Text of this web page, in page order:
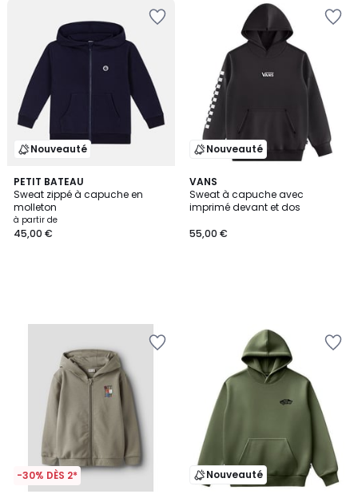
Nouveauté
PETIT BATEAU
Sweat zippé à capuche en
molleton
à partir de
45,00 €
Nouveauté
VANS
Sweat à capuche avec
imprimé devant et dos
55,00 €
-30% DÈS 2* Nouveauté